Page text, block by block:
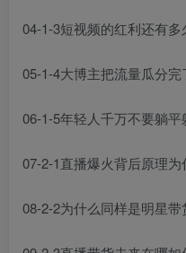
04-1-3短视频的红利还有
05-1-4大博主把流量瓜分
06-1-5年轻人千万不要躺
07-2-1直播爆火背后原理
08-2-2为什么同样是明星